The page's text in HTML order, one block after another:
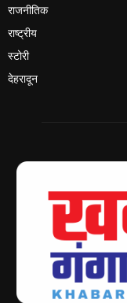
राजनीतिक
राष्ट्रीय
स्टोरी
देहरादून